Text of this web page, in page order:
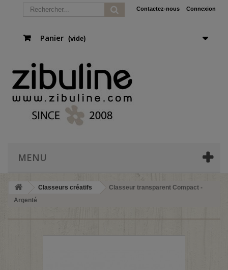
Connexion
Contactez-nous
Panier (vide)
MENU
Classeurs créatifs
Classeur transparent Compact -
Argenté